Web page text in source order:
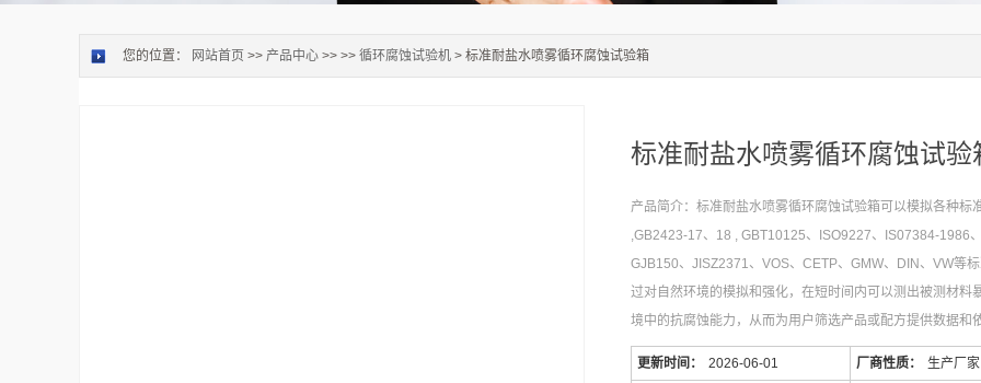
您的位置： 网站首页 >> 产品中心 >> >> 循环腐蚀试验机 > 标准耐盐水喷雾循环腐蚀试验箱
标准耐盐水喷雾循环腐蚀试验
产品简介：标准耐盐水喷雾循环腐蚀试验箱可以模拟各种标
,GB2423-17、18 , GBT10125、ISO9227、IS07384-1986
GJB150、JISZ2371、VOS、CETP、GMW、DIN、VW等
过对自然环境的模拟和强化，在短时间内可以测出被测材料
境中的抗腐蚀能力，从而为用户筛选产品或配方提供数据和
更新时间： 2026-06-01 厂商性质： 生产厂家